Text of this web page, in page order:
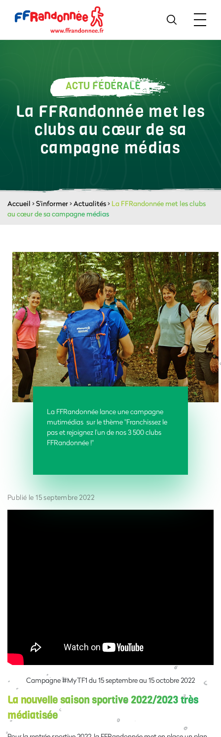
ACTU FÉDÉRALE
La FFRandonnée met les
clubs au cœur de sa
campagne médias
Accueil >S'informer>Actualités> La FFRandonnée met les clubs
au cœur de sa campagne médias
La FFRandonnée lance une campagne
mutimédias sur le thème "Franchissez le
pas et rejoignez l’un de nos 3 500 clubs
FFRandonnée !"
Publié le 15 septembre 2022
Campagne #MyTF1 du 15 septembre au 15 octobre 2022
La nouvelle saison sportive 2022/2023 très
médiatisée